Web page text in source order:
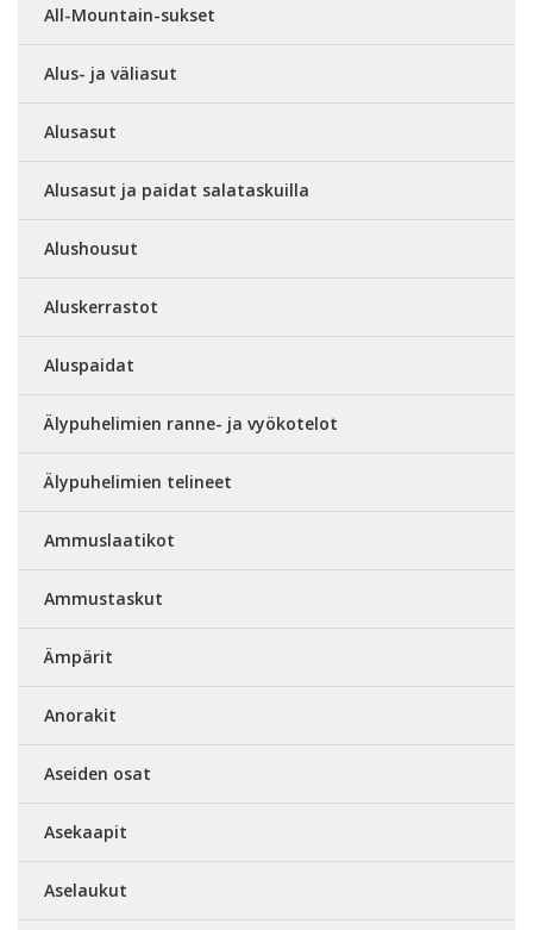
All-Mountain-sukset
Alus- ja väliasut
Alusasut
Alusasut ja paidat salataskuilla
Alushousut
Aluskerrastot
Aluspaidat
Älypuhelimien ranne- ja vyökotelot
Älypuhelimien telineet
Ammuslaatikot
Ammustaskut
Ämpärit
Anorakit
Aseiden osat
Asekaapit
Aselaukut